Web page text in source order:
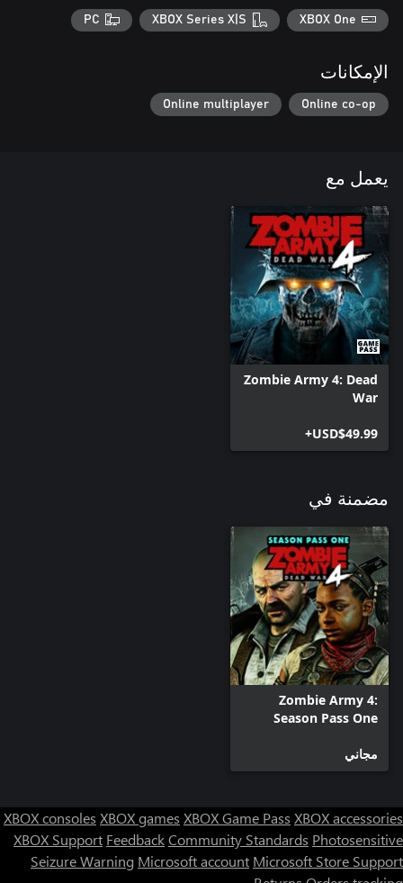
XBOX One
XBOX Series X|S
PC
الإمكانات
Online co-op
Online multiplayer
يعمل مع
Zombie Army 4: Dead
War
USD$49.99+
مضمنة في
Zombie Army 4:
Season Pass One
مجاني
XBOX consoles XBOX games XBOX Game Pass XBOX accessories
XBOX Support FeedbackCommunity Standards Photosensitive
Seizure Warning Microsoft account Microsoft Store Support